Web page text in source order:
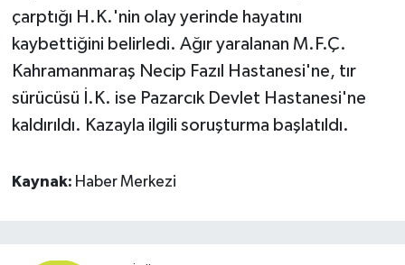
çarptığı H.K.'nin olay yerinde hayatını
kaybettiğini belirledi. Ağır yaralanan M.F.Ç.
Kahramanmaraş Necip Fazıl Hastanesi'ne, tır
sürücüsü İ.K. ise Pazarcık Devlet Hastanesi'ne
kaldırıldı. Kazayla ilgili soruşturma başlatıldı.
Kaynak: Haber Merkezi